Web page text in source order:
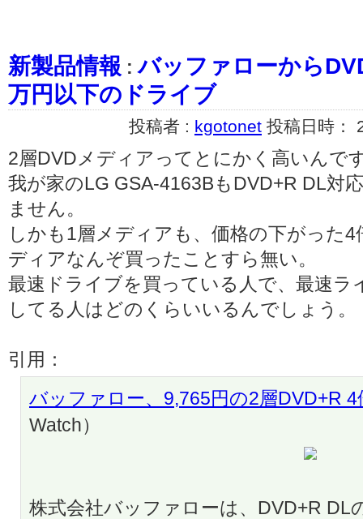
新製品情報 :バッファローから
万円以下のドライブ
投稿者 : kgotonet 投稿日時：
2層DVDメディアってとにかく高いんで
我が家のLG GSA-4163BもDVD+R DL対
ません。
しかも1層メディアも、価格の下がった
ディアなんぞ買ったことすら無い。
最速ドライブを買っている人で、最速
してる人はどのくらいいるんでしょう。
引用：
バッファロー、9,765円の2層DVD+R
Watch）
株式会社バッファローは、DVD+R DL